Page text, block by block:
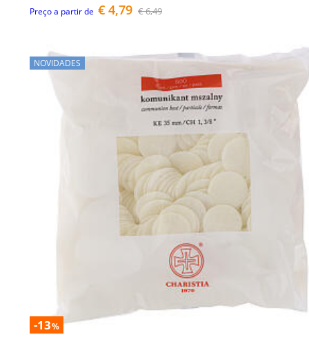
Preço a partir de € 4,79 € 6,49
NOVIDADES
-13%